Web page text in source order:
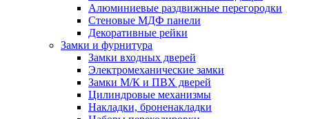
Алюминиевые раздвижные перегородки
Стеновые МДФ панели
Декоративные рейки
Замки и фурнитура
Замки входных дверей
Электромеханические замки
Замки М/К и ПВХ дверей
Цилиндровые механизмы
Накладки, броненакладки